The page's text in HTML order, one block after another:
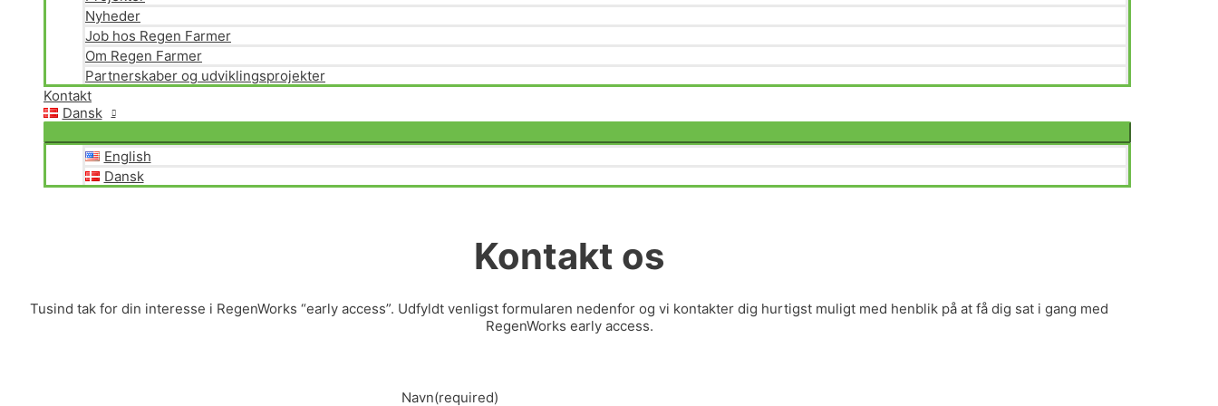
Nyheder
Job hos Regen Farmer
Om Regen Farmer
Partnerskaber og udviklingsprojekter
Kontakt
Dansk
Menu
English
Dansk
Kontakt os
Tusind tak for din interesse i RegenWorks “early access”. Udfyldt venligst formularen nedenfor og vi kontakter dig hurtigst muligt med henblik på at få dig sat i gang med
RegenWorks early access.
Navn(required)